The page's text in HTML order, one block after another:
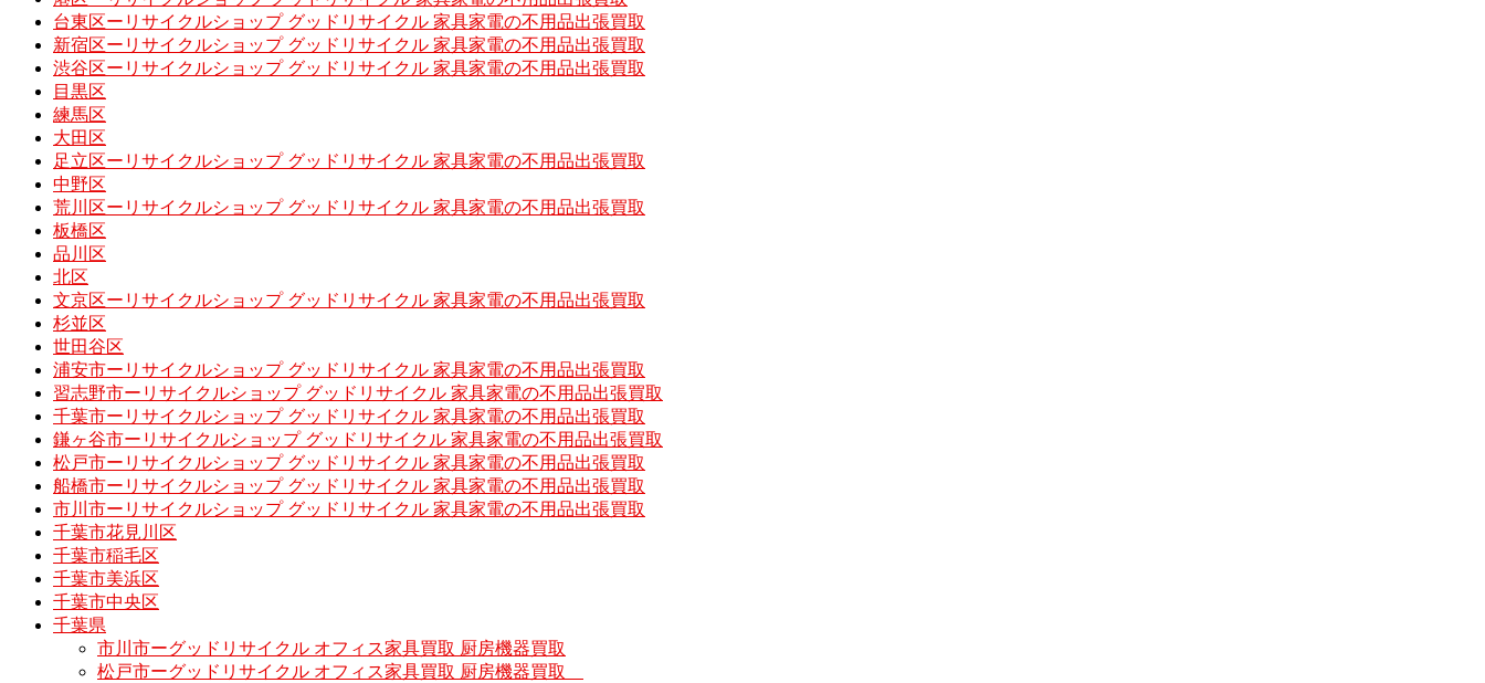
台東区ーリサイクルショップ グッドリサイクル 家具家電の不用品出張買取
新宿区ーリサイクルショップ グッドリサイクル 家具家電の不用品出張買取
渋谷区ーリサイクルショップ グッドリサイクル 家具家電の不用品出張買取
目黒区
練馬区
大田区
足立区ーリサイクルショップ グッドリサイクル 家具家電の不用品出張買取
中野区
荒川区ーリサイクルショップ グッドリサイクル 家具家電の不用品出張買取
板橋区
品川区
北区
文京区ーリサイクルショップ グッドリサイクル 家具家電の不用品出張買取
杉並区
世田谷区
浦安市ーリサイクルショップ グッドリサイクル 家具家電の不用品出張買取
習志野市ーリサイクルショップ グッドリサイクル 家具家電の不用品出張買取
千葉市ーリサイクルショップ グッドリサイクル 家具家電の不用品出張買取
鎌ヶ谷市ーリサイクルショップ グッドリサイクル 家具家電の不用品出張買取
松戸市ーリサイクルショップ グッドリサイクル 家具家電の不用品出張買取
船橋市ーリサイクルショップ グッドリサイクル 家具家電の不用品出張買取
市川市ーリサイクルショップ グッドリサイクル 家具家電の不用品出張買取
千葉市花見川区
千葉市稲毛区
千葉市美浜区
千葉市中央区
千葉県
市川市ーグッドリサイクル オフィス家具買取 厨房機器買取
松戸市ーグッドリサイクル オフィス家具買取 厨房機器買取